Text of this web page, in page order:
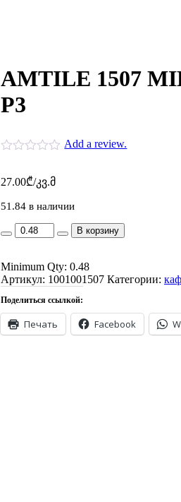
AMTILE 1507
P3
Add a review.
27.00₾/კვ.მ
51.84 в наличии
AMTILE
1507
300
40*120
P3
quantity
В корзину
Minimum Qty: 0.48
Артикул: 1001001507 Категории:
Поделиться ссылкой:
Печать Facebook